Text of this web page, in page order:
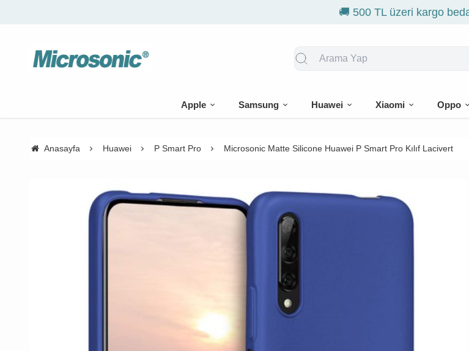
Apple Samsung Huawei Xiaomi Oppo
Anasayfa Huawei P Smart Pro Microsonic Matte Silicone Huawei P Smart Pro Kılıf Lacivert